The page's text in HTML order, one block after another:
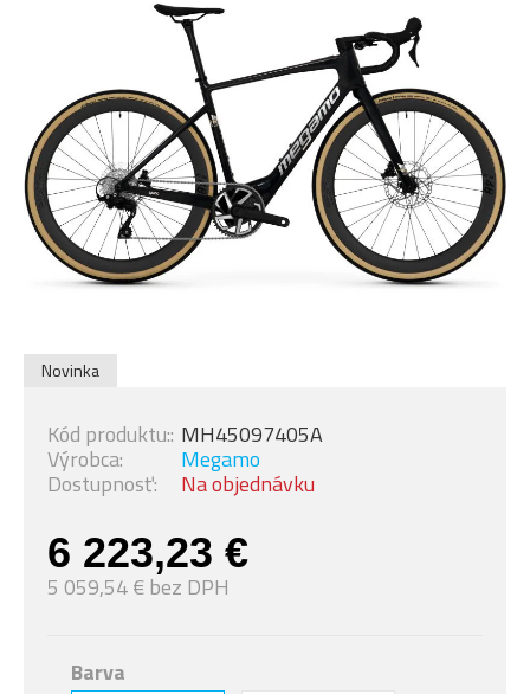
Novinka
6 223,23 €
5 059,54 € bez DPH
Dostupnosť: Na objednávku
Výrobca: Megamo
Kód produktu:: MH45097405A
Barva